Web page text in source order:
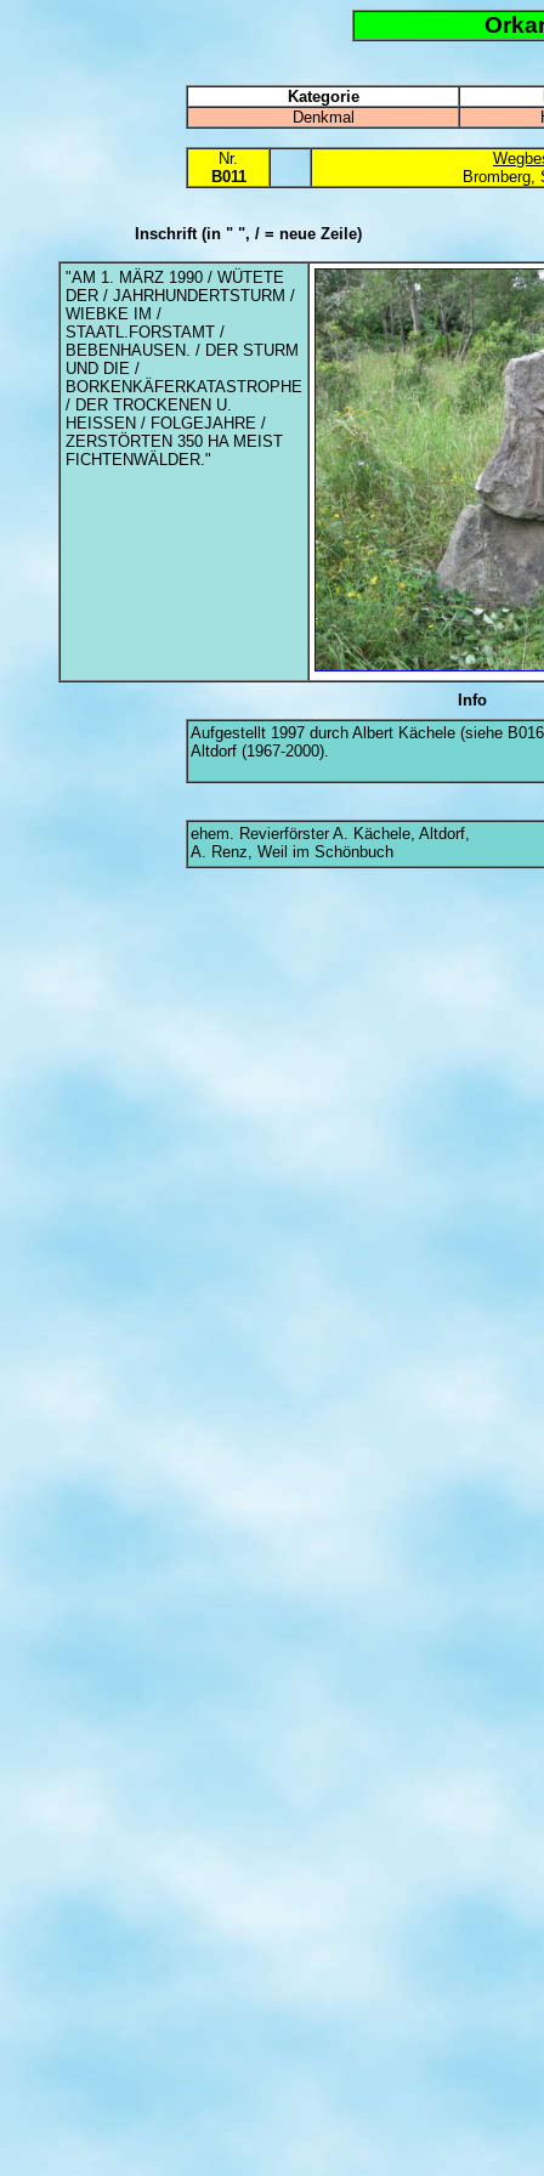
Kategorie
Denkmal
Nr.
B011
Bromberg,
Inschrift(in " ", / = neue Zeile)
"AM 1. MÄRZ 1990 / WÜTETE
DER / JAHRHUNDERTSTURM /
WIEBKE IM /
STAATL.FORSTAMT /
BEBENHAUSEN. / DER STURM
UND DIE /
BORKENKÄFERKATASTROPHE
/ DER TROCKENEN U.
HEISSEN / FOLGEJAHRE /
ZERSTÖRTEN 350 HA MEIST
FICHTENWÄLDER."
Info
Aufgestellt 1997 durch Albert Kächele (siehe
Altdorf (1967-2000).
ehem. Revierförster A. Kächele, Altdorf,
A. Renz, Weil im Schönbuch